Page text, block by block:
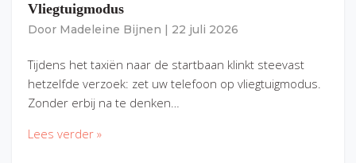
Vliegtuigmodus
Door Madeleine Bijnen 22 juli 2026
Tijdens het taxiën naar de startbaan klinkt steevast
hetzelfde verzoek: zet uw telefoon op vliegtuigmodus.
Zonder erbij na te denken…
Lees verder »